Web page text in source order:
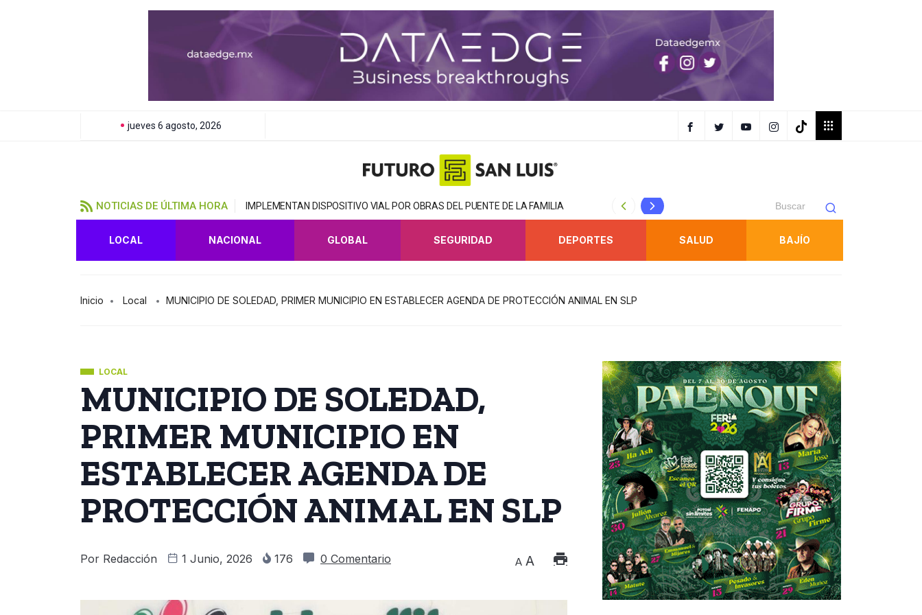
jueves 6 agosto, 2026
NOTICIAS DE ÚLTIMA HORA IMPLEMENTAN DISPOSITIVO VIAL POR OBRAS DEL PUENTE DE LA FAMILIA NUEVO PAQUETE DE OBRAS PARA SEGUIR CON EL
LOCAL NACIONAL GLOBAL SEGURIDAD DEPORTES SALUD BAJÍO
Inicio Local MUNICIPIO DE SOLEDAD, PRIMER MUNICIPIO EN ESTABLECER AGENDA DE PROTECCIÓN ANIMAL EN SLP
LOCAL
MUNICIPIO DE SOLEDAD,
PRIMER MUNICIPIO EN
ESTABLECER AGENDA DE
PROTECCIÓN ANIMAL EN SLP
Por Redacción 1 Junio, 2026 176 0 Comentario A A